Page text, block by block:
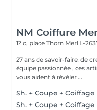
NM Coiffure
12 c, place Thorn Merl L-
27 ans de savoir-faire, de
équipe passionnée , ces artistes du cheveux et de la beauté,
vous aident à révéler ...
Sh. + Coupe +
Sh. + Coupe +